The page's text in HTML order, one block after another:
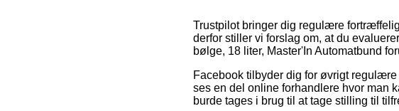
Trustpilot bringer dig regulære
derfor stiller vi forslag om, at du
bølge, 18 liter, Master'In Automatbund
Facebook tilbyder dig for øvrigt
ses en del online forhandlere hvor man
burde tages i brug til at tage stilling til